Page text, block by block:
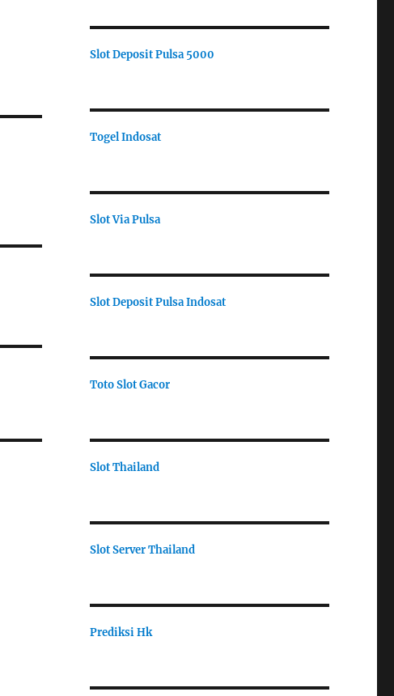
Slot Deposit Pulsa 5000
Togel Indosat
Slot Via Pulsa
Slot Deposit Pulsa Indosat
Toto Slot Gacor
Slot Thailand
Slot Server Thailand
Prediksi Hk